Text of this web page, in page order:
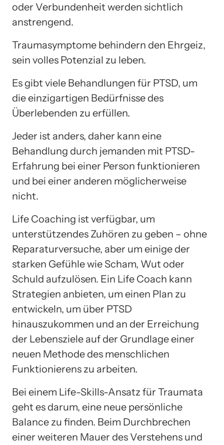
oder Verbundenheit werden sichtlich
anstrengend.
Traumasymptome behindern den Ehrgeiz,
sein volles Potenzial zu leben.
Es gibt viele Behandlungen für PTSD, um
die einzigartigen Bedürfnisse des
Überlebenden zu erfüllen.
Jeder ist anders, daher kann eine
Behandlung durch jemanden mit PTSD-
Erfahrung bei einer Person funktionieren
und bei einer anderen möglicherweise
nicht.
Life Coaching ist verfügbar, um
unterstützendes Zuhören zu geben – ohne
Reparaturversuche, aber um einige der
starken Gefühle wie Scham, Wut oder
Schuld aufzulösen. Ein Life Coach kann
Strategien anbieten, um einen Plan zu
entwickeln, um über PTSD
hinauszukommen und an der Erreichung
der Lebensziele auf der Grundlage einer
neuen Methode des menschlichen
Funktionierens zu arbeiten.
Bei einem Life-Skills-Ansatz für Traumata
geht es darum, eine neue persönliche
Balance zu finden. Beim Durchbrechen
einer weiteren Mauer des Verstehens und